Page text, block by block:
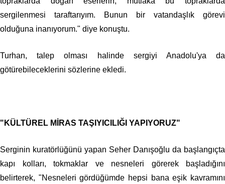
sergilenmesi taraftarıyım. Bunun bir vatandaşlık görevi
olduğuna inanıyorum." diye konuştu.
Turhan, talep olması halinde sergiyi Anadolu'ya da
götürebileceklerini sözlerine ekledi.
"KÜLTÜREL MİRAS TAŞIYICILIĞI YAPIYORUZ"
Serginin kuratörlüğünü yapan Seher Danışoğlu da başlangıçta
kapı kolları, tokmaklar ve nesneleri görerek başladığını
belirterek, "Nesneleri gördüğümde hepsi bana eşik kavramını